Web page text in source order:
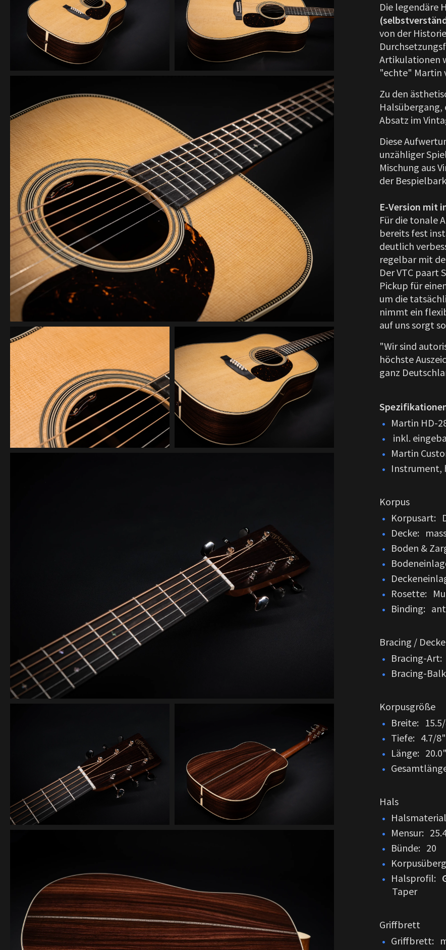
Die legendäre
von der
Artikulationen
"echte" Martin
Zu den
Halsübergang,
Absatz im
Diese
unzähliger
Mischung aus
der
E-Version mit
Für die tonale
bereits fest
deutlich
regelbar mit
Der VTC paart
Pickup für
um die
nimmt ein
auf uns sorgt
"Wir sind
höchste
ganz
Martin HD-
inkl.
Martin
Instrument,
Korpus
Korpusart:
Decke:
Boden &
Rosette:
Binding:
Bracing /
Bracing-Art:
Bracing-
Korpusgröße
Breite:
Tiefe: 4.7/
Länge:
Hals
Mensur:
Bünde: 20
Halsprofil:
Taper
Griffbrett
Griffbrett: